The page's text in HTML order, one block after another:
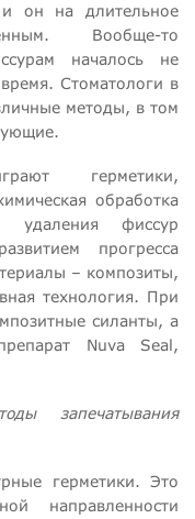
он на длительное
Вообще-то
началось не
Стоматологи в
методы, в том
герметики,
обработка
удаления фиссур
прогресса
– композиты,
технология. При
силанты, а
Nuva Seal,
запечатывания
герметики. Это
направленности